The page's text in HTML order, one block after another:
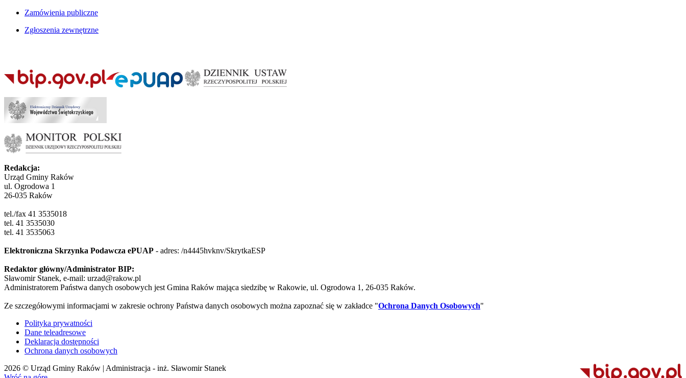
Zamówienia publiczne
Zgłoszenia zewnętrzne
Redakcja:
Urząd Gminy Raków
ul. Ogrodowa 1
26-035 Raków
tel./fax 41 3535018
tel. 41 3535030
tel. 41 3535063
Elektroniczna Skrzynka Podawcza ePUAP - adres: /n4445hvknv/SkrytkaESP
Redaktor główny/Administrator BIP:
Sławomir Stanek, e-mail: urzad@rakow.pl
Administratorem Państwa danych osobowych jest Gmina Raków mająca siedzibę w Rakowie, ul. Ogrodowa 1, 26-035 Raków.
Ze szczegółowymi informacjami w zakresie ochrony Państwa danych osobowych można zapoznać się w zakładce "Ochrona Danych Osobowych"
Polityka prywatności
Dane teleadresowe
Deklaracja dostępności
Ochrona danych osobowych
2026 © Urząd Gminy Raków | Administracja - inż. Sławomir Stanek